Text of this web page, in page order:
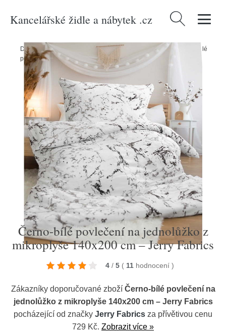
Kancelářské židle a nábytek .cz Vyhledávání
Domů/ Produkty > Textil > Textil do ložnice > Povlečení
Černo-bílé
povlečení na jednolůžko z mikroplyše 140x200 cm – Jerry Fabrics
Černo-bílé povlečení na jednolůžko z
mikroplyše 140x200 cm – Jerry Fabrics
4 / 5 ( 11 hodnocení )
Zákazníky doporučované zboží Černo-bílé povlečení na
jednolůžko z mikroplyše 140x200 cm – Jerry Fabrics
pocházející od značky Jerry Fabrics za přívětivou cenu
729 Kč. Zobrazit více »